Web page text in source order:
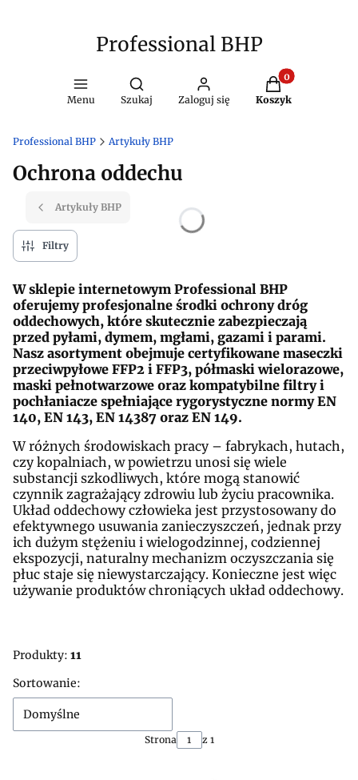
Professional BHP
Menu
Otwórz wyszukiwarkę
Szukaj Zaloguj się
Produkty w
Koszyk
Professional BHP Artykuły BHP
Ochrona oddechu
Artykuły BHP
Filtry
W sklepie internetowym Professional BHP
oferujemy profesjonalne środki ochrony dróg
oddechowych, które skutecznie zabezpieczają
przed pyłami, dymem, mgłami, gazami i parami.
Nasz asortyment obejmuje certyfikowane maseczki
przeciwpyłowe FFP2 i FFP3, półmaski wielorazowe,
maski pełnotwarzowe oraz kompatybilne filtry i
pochłaniacze spełniające rygorystyczne normy EN
140, EN 143, EN 14387 oraz EN 149.
W różnych środowiskach pracy – fabrykach, hutach,
czy kopalniach, w powietrzu unosi się wiele
substancji szkodliwych, które mogą stanowić
czynnik zagrażający zdrowiu lub życiu pracownika.
Układ oddechowy człowieka jest przystosowany do
efektywnego usuwania zanieczyszczeń, jednak przy
ich dużym stężeniu i wielogodzinnej, codziennej
ekspozycji, naturalny mechanizm oczyszczania się
płuc staje się niewystarczający. Konieczne jest więc
używanie produktów chroniących układ oddechowy.
Produkty: 11
Lista produktów
Sortowanie:
Domyślne
Strona z 1